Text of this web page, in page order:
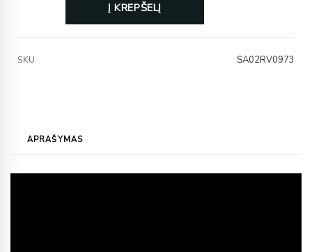
Į KREPŠELĮ
SKU SA02RV0973
APRAŠYMAS